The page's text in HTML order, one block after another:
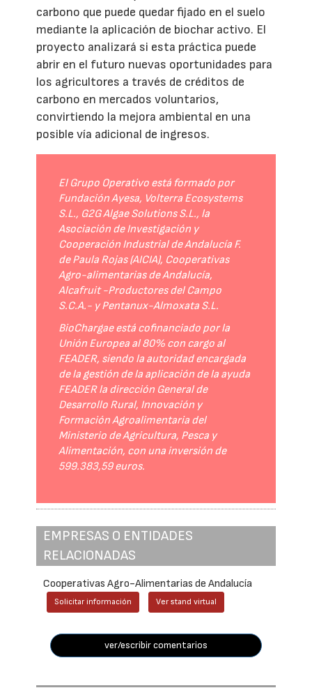
carbono que puede quedar fijado en el suelo
mediante la aplicación de biochar activo. El
proyecto analizará si esta práctica puede
abrir en el futuro nuevas oportunidades para
los agricultores a través de créditos de
carbono en mercados voluntarios,
convirtiendo la mejora ambiental en una
posible vía adicional de ingresos.
El Grupo Operativo está formado por
Fundación Ayesa, Volterra Ecosystems
S.L., G2G Algae Solutions S.L., la
Asociación de Investigación y
Cooperación Industrial de Andalucía F.
de Paula Rojas (AICIA), Cooperativas
Agro-alimentarias de Andalucía,
Alcafruit -Productores del Campo
S.C.A.- y Pentanux-Almoxata S.L.
BioChargae está cofinanciado por la
Unión Europea al 80% con cargo al
FEADER, siendo la autoridad encargada
de la gestión de la aplicación de la ayuda
FEADER la dirección General de
Desarrollo Rural, Innovación y
Formación Agroalimentaria del
Ministerio de Agricultura, Pesca y
Alimentación, con una inversión de
599.383,59 euros.
EMPRESAS O ENTIDADES
RELACIONADAS
Cooperativas Agro-Alimentarias de Andalucía
Solicitar información Ver stand virtual
ver/escribir comentarios